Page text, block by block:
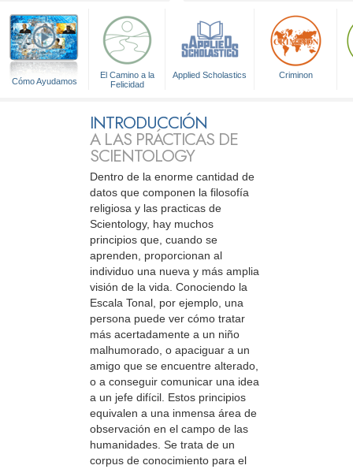
Cómo Ayudamos
El Camino a la
Felicidad
Applied Scholastics Criminon
INTRODUCCIÓN
A LAS PRÁCTICAS DE
SCIENTOLOGY
Dentro de la enorme cantidad de
datos que componen la filosofía
religiosa y las practicas de
Scientology, hay muchos
principios que, cuando se
aprenden, proporcionan al
individuo una nueva y más amplia
visión de la vida. Conociendo la
Escala Tonal, por ejemplo, una
persona puede ver cómo tratar
más acertadamente a un niño
malhumorado, o apaciguar a un
amigo que se encuentre alterado,
o a conseguir comunicar una idea
a un jefe difícil. Estos principios
equivalen a una inmensa área de
observación en el campo de las
humanidades. Se trata de un
corpus de conocimiento para el